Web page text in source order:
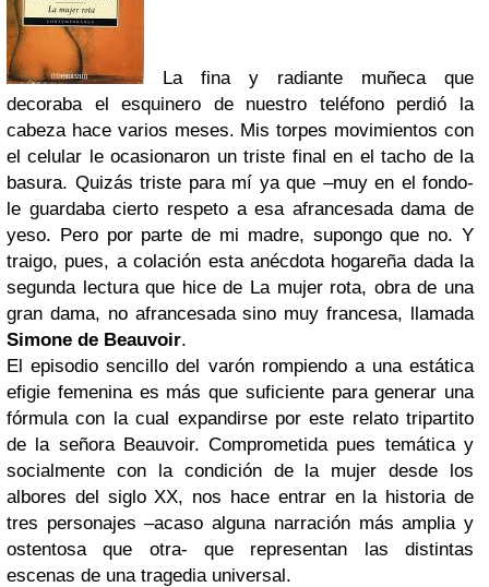
La fina y radiante muñeca que
decoraba el esquinero de nuestro teléfono perdió la
cabeza hace varios meses. Mis torpes movimientos con
el celular le ocasionaron un triste final en el tacho de la
basura. Quizás triste para mí ya que –muy en el fondo-
le guardaba cierto respeto a esa afrancesada dama de
yeso. Pero por parte de mi madre, supongo que no. Y
traigo, pues, a colación esta anécdota hogareña dada la
segunda lectura que hice de La mujer rota, obra de una
gran dama, no afrancesada sino muy francesa, llamada
Simone de Beauvoir.
El episodio sencillo del varón rompiendo a una estática
efigie femenina es más que suficiente para generar una
fórmula con la cual expandirse por este relato tripartito
de la señora Beauvoir. Comprometida pues temática y
socialmente con la condición de la mujer desde los
albores del siglo XX, nos hace entrar en la historia de
tres personajes –acaso alguna narración más amplia y
ostentosa que otra- que representan las distintas
escenas de una tragedia universal.